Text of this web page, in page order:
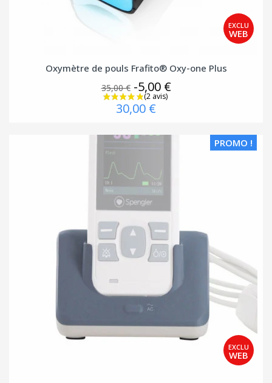
Oxymètre de pouls Frafito® Oxy-one Plus
35,00 € -5,00 €
30,00 €
PROMO !